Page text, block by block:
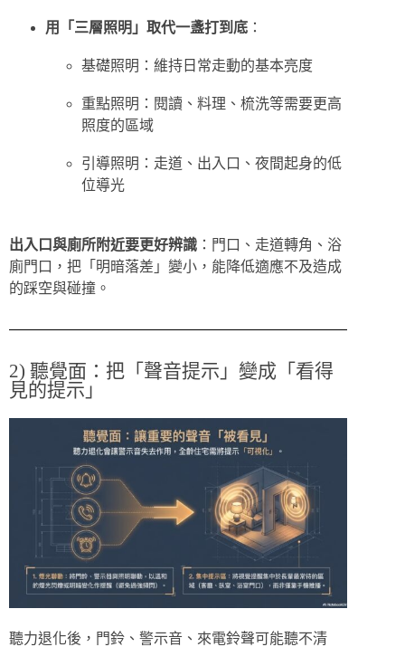
用「三層照明」取代一盞打到底 ：
基礎照明：維持日常走動的基本亮度
重點照明：閱讀、料理、梳洗等需要更高
照度的區域
引導照明：走道、出入口、夜間起身的低
位導光
出入口與廁所附近要更好辨識 ：門口、走道轉角、浴
廁門口，把「明暗落差」變小，能降低適應不及造成
的踩空與碰撞。
2) 聽覺面：把「聲音提示」變成「看得
見的提示」
聽力退化後，門鈴、警示音、來電鈴聲可能聽不清